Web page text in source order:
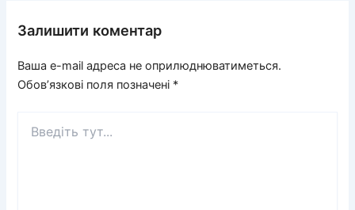
Залишити коментар
Ваша e-mail адреса не оприлюднюватиметься.
Обов’язкові поля позначені *
тут...